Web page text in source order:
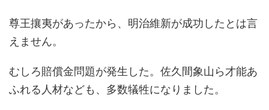
尊王攘夷があったから、明治維新が成功したとは言
えません。
むしろ賠償金問題が発生した。佐久間象山ら才能あ
ふれる人材なども、多数犠牲になりました。